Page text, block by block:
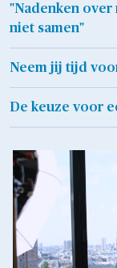
"Nadenken over
niet samen"
Neem jij tijd
De keuze voor